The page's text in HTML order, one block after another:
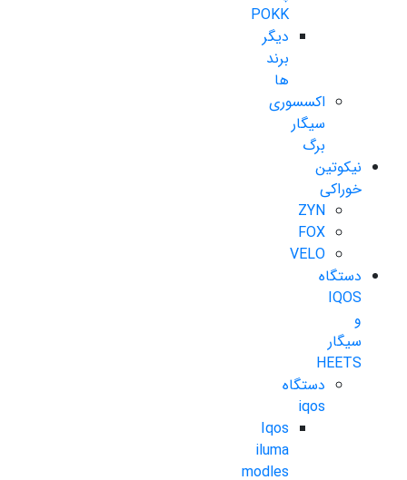
POKK
دیگر
برند
ها
اکسسوری
سیگار
برگ
نیکوتین
خوراکی
ZYN
FOX
VELO
دستگاه
IQOS
و
سیگار
HEETS
دستگاه
iqos
Iqos
iluma
modles